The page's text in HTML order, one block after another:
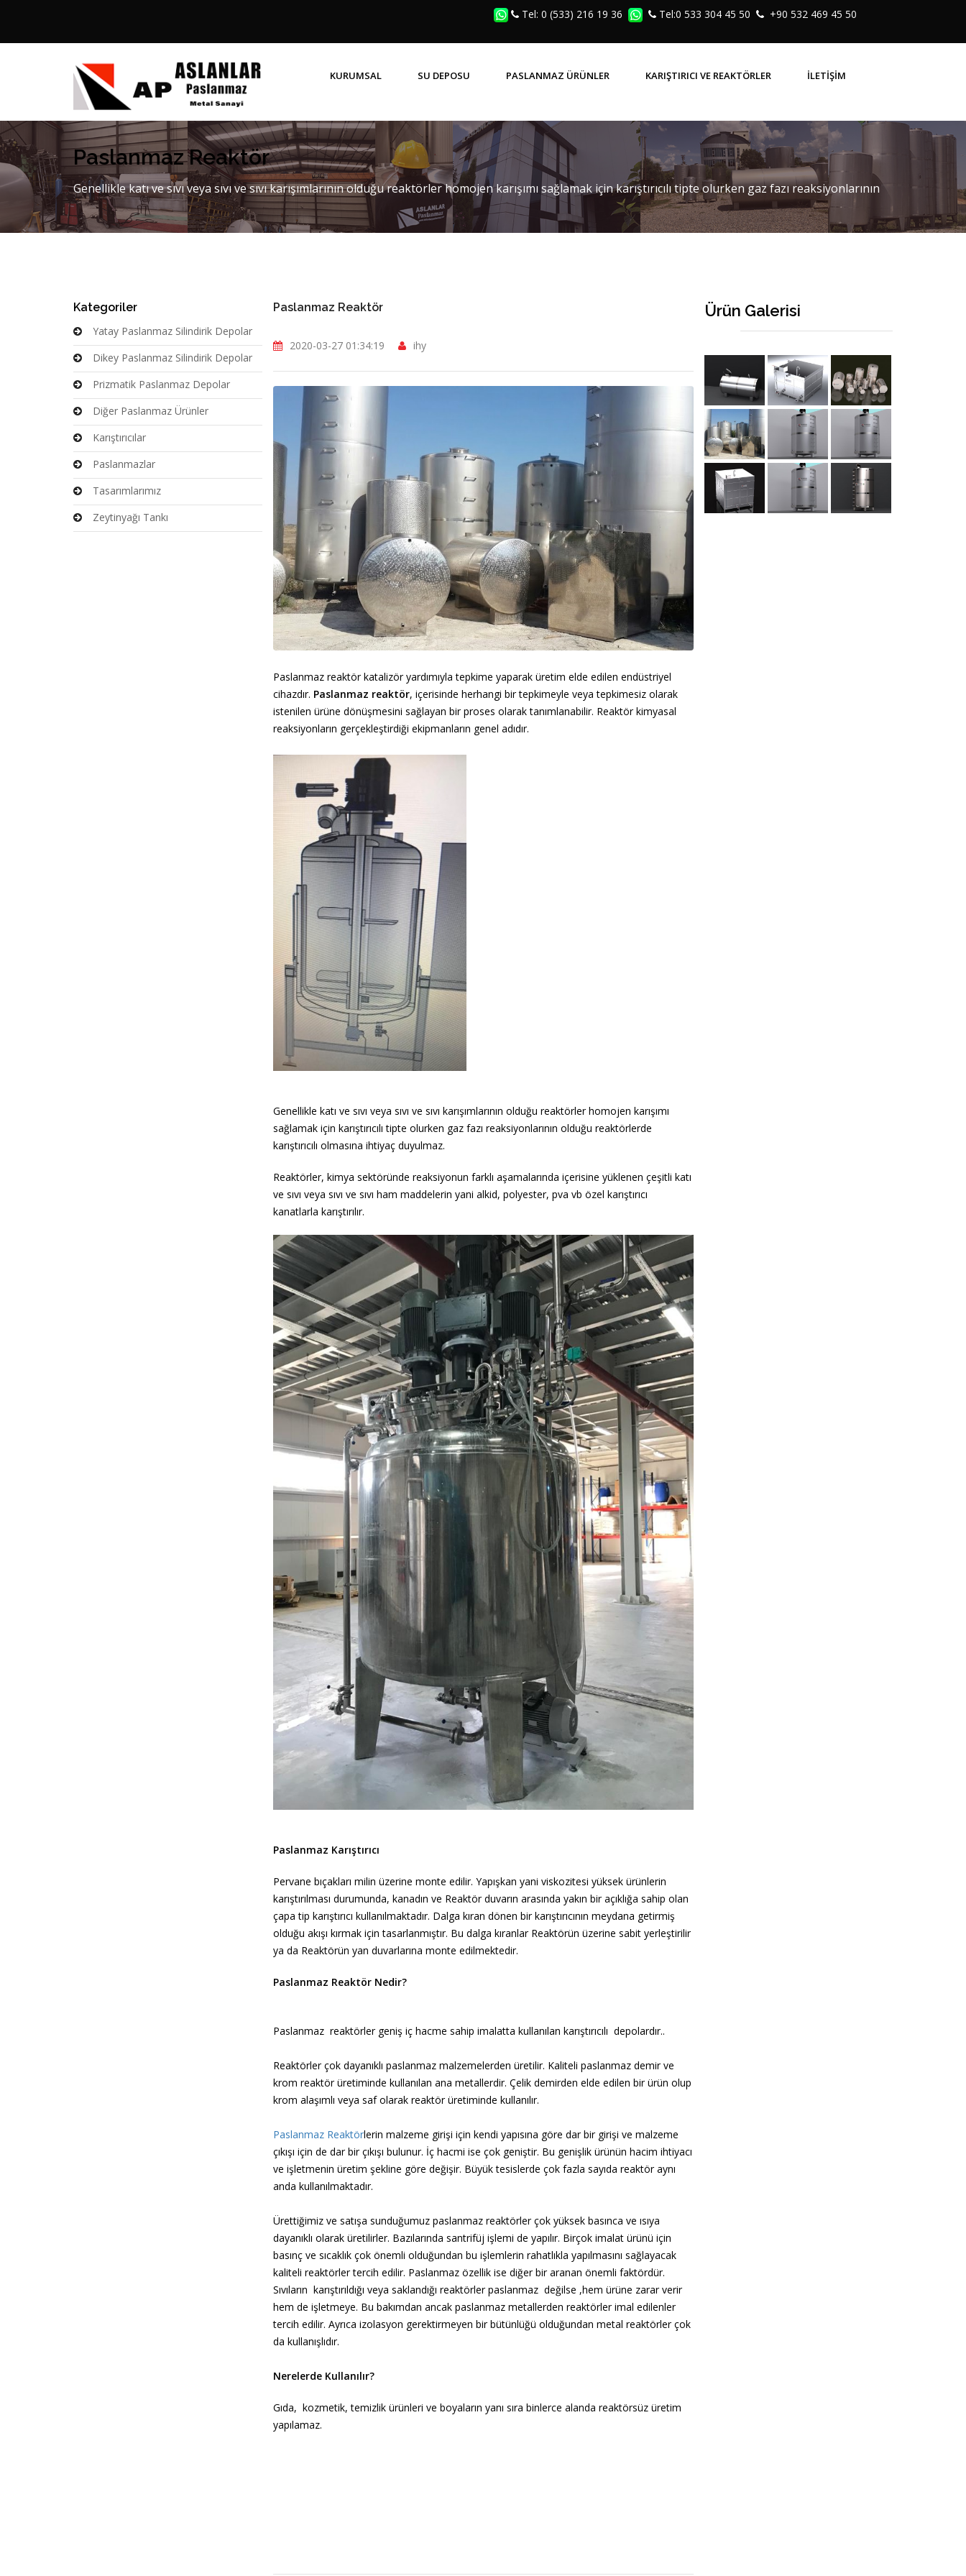
Tel: 0 (533) 216 19 36 Tel:0 533 304 45 50 +90 532 469 45 50
KURUMSAL SU DEPOSU PASLANMAZ ÜRÜNLER KARIŞTIRICI VE REAKTÖRLER İLETİŞİM
Paslanmaz Reaktör
Genellikle katı ve sıvı veya sıvı ve sıvı karışımlarının olduğu reaktörler homojen karışımı sağlamak için karıştırıcılı tipte olurken gaz fazı reaksiyonlarının
Kategoriler
Yatay Paslanmaz Silindirik Depolar
Dikey Paslanmaz Silindirik Depolar
Prizmatik Paslanmaz Depolar
Diğer Paslanmaz Ürünler
Karıştırıcılar
Paslanmazlar
Tasarımlarımız
Zeytinyağı Tankı
Paslanmaz Reaktör
2020-03-27 01:34:19 ihy
Paslanmaz reaktör katalizör yardımıyla tepkime yaparak üretim elde edilen endüstriyel
cihazdır. Paslanmaz reaktör, içerisinde herhangi bir tepkimeyle veya tepkimesiz olarak
istenilen ürüne dönüşmesini sağlayan bir proses olarak tanımlanabilir. Reaktör kimyasal
reaksiyonların gerçekleştirdiği ekipmanların genel adıdır.
Genellikle katı ve sıvı veya sıvı ve sıvı karışımlarının olduğu reaktörler homojen karışımı
sağlamak için karıştırıcılı tipte olurken gaz fazı reaksiyonlarının olduğu reaktörlerde
karıştırıcılı olmasına ihtiyaç duyulmaz.
Reaktörler, kimya sektöründe reaksiyonun farklı aşamalarında içerisine yüklenen çeşitli katı
ve sıvı veya sıvı ve sıvı ham maddelerin yani alkid, polyester, pva vb özel karıştırıcı
kanatlarla karıştırılır.
Paslanmaz Karıştırıcı
Pervane bıçakları milin üzerine monte edilir. Yapışkan yani viskozitesi yüksek ürünlerin
karıştırılması durumunda, kanadın ve Reaktör duvarın arasında yakın bir açıklığa sahip olan
çapa tip karıştırıcı kullanılmaktadır. Dalga kıran dönen bir karıştırıcının meydana getirmiş
olduğu akışı kırmak için tasarlanmıştır. Bu dalga kıranlar Reaktörün üzerine sabit yerleştirilir
ya da Reaktörün yan duvarlarına monte edilmektedir.
Paslanmaz Reaktör Nedir?
Paslanmaz reaktörler geniş iç hacme sahip imalatta kullanılan karıştırıcılı depolardır..
Reaktörler çok dayanıklı paslanmaz malzemelerden üretilir. Kaliteli paslanmaz demir ve
krom reaktör üretiminde kullanılan ana metallerdir. Çelik demirden elde edilen bir ürün olup
krom alaşımlı veya saf olarak reaktör üretiminde kullanılır.
Paslanmaz Reaktörlerin malzeme girişi için kendi yapısına göre dar bir girişi ve malzeme
çıkışı için de dar bir çıkışı bulunur. İç hacmi ise çok geniştir. Bu genişlik ürünün hacim ihtiyacı
ve işletmenin üretim şekline göre değişir. Büyük tesislerde çok fazla sayıda reaktör aynı
anda kullanılmaktadır.
Ürettiğimiz ve satışa sunduğumuz paslanmaz reaktörler çok yüksek basınca ve ısıya
dayanıklı olarak üretilirler. Bazılarında santrifüj işlemi de yapılır. Birçok imalat ürünü için
basınç ve sıcaklık çok önemli olduğundan bu işlemlerin rahatlıkla yapılmasını sağlayacak
kaliteli reaktörler tercih edilir. Paslanmaz özellik ise diğer bir aranan önemli faktördür.
Sıvıların karıştırıldığı veya saklandığı reaktörler paslanmaz değilse ,hem ürüne zarar verir
hem de işletmeye. Bu bakımdan ancak paslanmaz metallerden reaktörler imal edilenler
tercih edilir. Ayrıca izolasyon gerektirmeyen bir bütünlüğü olduğundan metal reaktörler çok
da kullanışlıdır.
Nerelerde Kullanılır?
Gıda, kozmetik, temizlik ürünleri ve boyaların yanı sıra binlerce alanda reaktörsüz üretim
yapılamaz.
Ürün Galerisi